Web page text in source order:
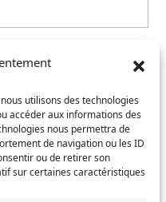
utilisons des technologies
accéder aux informations des
nous permettra de
de navigation ou les ID
ou de retirer son
sur certaines caractéristiques
actes de naissance et/ou
comme service